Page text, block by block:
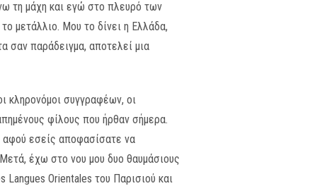
τη μάχη και εγώ στο πλευρό των
μετάλλιο. Μου το δίνει η Ελλάδα,
σαν παράδειγμα, αποτελεί μια
κληρονόμοι συγγραφέων, οι
φίλους που ήρθαν σήμερα.
εσείς αποφασίσατε να
έχω στο νου μου δυο θαυμάσιους
Orientales του Παρισιού και